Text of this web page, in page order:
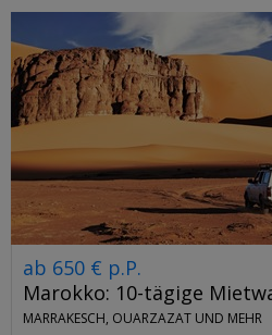
ab 650 € p.P.
Marokko: 10-tägige
MARRAKESCH, OUARZAZAT UND MEHR